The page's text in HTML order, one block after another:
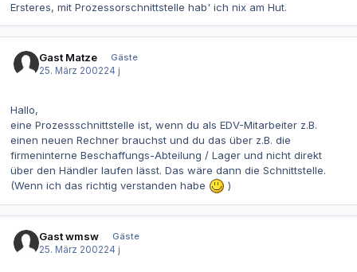
Ersteres, mit Prozessorschnittstelle hab' ich nix am Hut.
Gast Matze
Gäste
25. März 200224 j
Hallo,
eine Prozessschnittstelle ist, wenn du als EDV-Mitarbeiter z.B.
einen neuen Rechner brauchst und du das über z.B. die
firmeninterne Beschaffungs-Abteilung / Lager und nicht direkt
über den Händler laufen lässt. Das wäre dann die Schnittstelle.
(Wenn ich das richtig verstanden habe
)
Gast wmsw
Gäste
25. März 200224 j